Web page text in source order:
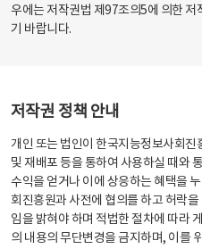
우에는 저작권법 제97조의5에 의한 저
기 바랍니다.
저작권 정책 안내
개인 또는 법인이 한국지능정보사회진
및 재배포 등을 통하여 사용하실 때와
수익을 얻거나 이에 상응하는 혜택을
회진흥원과 사전에 협의를 하고 허락
임을 밝혀야 하며 적법한 절차에 따라
의 내용의 무단변경을 금지하며, 이를